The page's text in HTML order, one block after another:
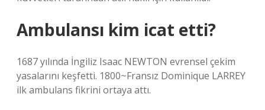
Ambulansı kim icat etti?
1687 yılında İngiliz Isaac NEWTON evrensel çekim
yasalarını keşfetti. 1800~Fransız Dominique LARREY
ilk ambulans fikrini ortaya attı.